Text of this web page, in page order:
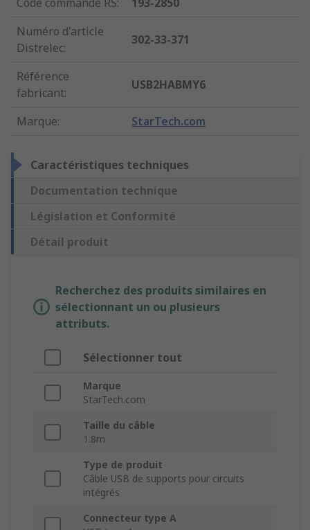
Code commande RS:
193-2850
Numéro d'article
Distrelec:
302-33-371
Référence
fabricant:
USB2HABMY6
Marque: StarTech.com
Caractéristiques techniques
Documentation technique
Législation et Conformité
Détail produit
Recherchez des produits similaires en
sélectionnant un ou plusieurs
attributs.
Sélectionner tout
Marque
StarTech.com
Taille du câble
1.8m
Type de produit
Câble USB de supports pour circuits
intégrés
Connecteur type A